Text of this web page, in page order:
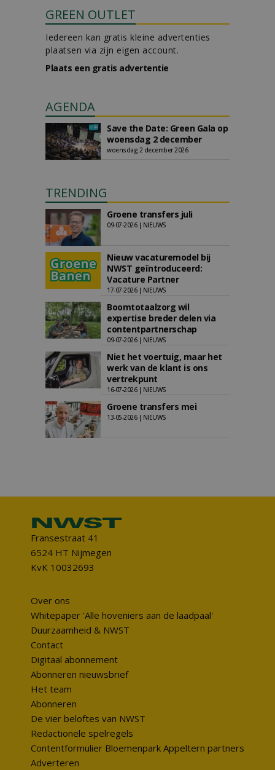
GREEN OUTLET
Iedereen kan gratis kleine advertenties
plaatsen via zijn eigen account.
Plaats een gratis advertentie
AGENDA
Save the Date: Green Gala op
woensdag 2 december
woensdag 2 december 2026
TRENDING
Groene transfers juli
09-07-2026 | NIEUWS
Nieuw vacaturemodel bij
NWST geïntroduceerd:
Vacature Partner
17-07-2026 | NIEUWS
Boomtotaalzorg wil
expertise breder delen via
contentpartnerschap
09-07-2026 | NIEUWS
Niet het voertuig, maar het
werk van de klant is ons
vertrekpunt
16-07-2026 | NIEUWS
Groene transfers mei
13-05-2026 | NIEUWS
Fransestraat 41
6524 HT Nijmegen
KvK 10032693
Over ons
Whitepaper 'Alle hoveniers aan de laadpaal'
Duurzaamheid & NWST
Contact
Digitaal abonnement
Abonneren nieuwsbrief
Het team
Abonneren
De vier beloftes van NWST
Redactionele spelregels
Contentformulier Bloemenpark Appeltern partners
Adverteren